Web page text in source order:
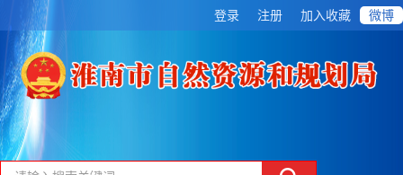
登录 注册 加入收藏 微博